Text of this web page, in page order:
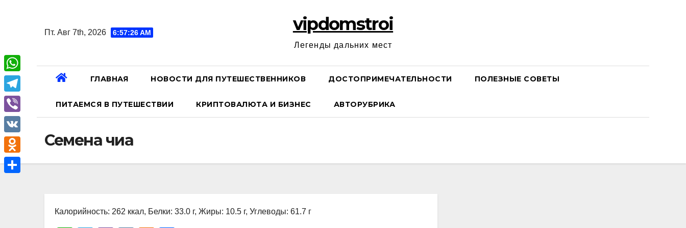
содержанию
Пт. Авг 7th, 2026 6:57:27 AM vipdomstroi
Легенды дальних мест
ГЛАВНАЯ НОВОСТИ ДЛЯ ПУТЕШЕСТВЕННИКОВ ДОСТОПРИМЕЧАТЕЛЬНОСТИ ПОЛЕЗНЫЕ СОВЕТЫ
ПИТАЕМСЯ В ПУТЕШЕСТВИИ КРИПТОВАЛЮТА И БИЗНЕС АВТОРУБРИКА
Семена чиа
Калорийность: 262 ккал, Белки: 33.0 г, Жиры: 10.5 г, Углеводы: 61.7 г
W
h
a
A
T
e
l
e
g
V
i
b
e
V
K
O